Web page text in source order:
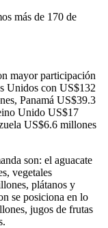
más de 170 de
mayor participación
Unidos con US$132
Panamá US$39.3
Unido US$17
US$6.6 millones
son: el aguacate
vegetales
plátanos y
se posiciona en lo
jugos de frutas